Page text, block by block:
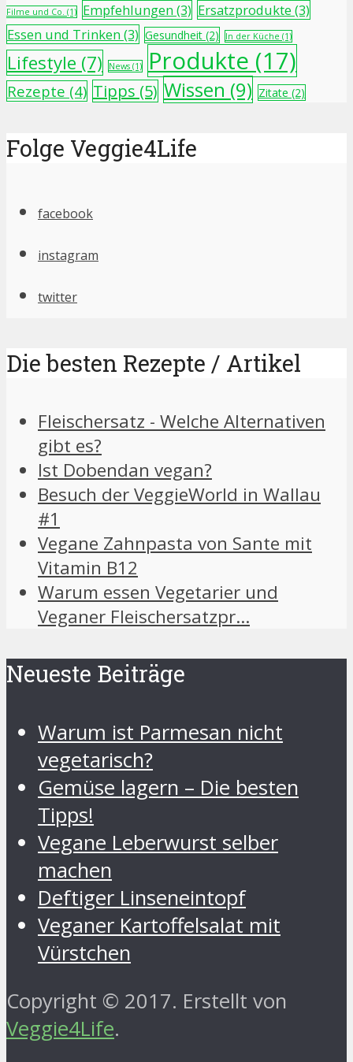
Filme und Co. (1) Empfehlungen(3) Ersatzprodukte (3)
Essen und Trinken(3) Gesundheit (2) In der Küche (1)
Lifestyle (7) News (1) Produkte (17)
Rezepte (4) Tipps (5) Wissen (9) Zitate (2)
Folge Veggie4Life
facebook
instagram
twitter
Die besten Rezepte / Artikel
Fleischersatz - Welche Alternativen
gibt es?
Ist Dobendan vegan?
Besuch der VeggieWorld in Wallau
#1
Vegane Zahnpasta von Sante mit
Vitamin B12
Warum essen Vegetarier und
Veganer Fleischersatzpr…
Neueste Beiträge
Warum ist Parmesan nicht
vegetarisch?
Gemüse lagern – Die besten
Tipps!
Vegane Leberwurst selber
machen
Deftiger Linseneintopf
Veganer Kartoffelsalat mit
Vürstchen
Copyright © 2017. Erstellt von
Veggie4Life.